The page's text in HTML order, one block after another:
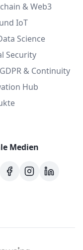
& Web3
IoT
Science
Security
& Continuity
Hub
Medien